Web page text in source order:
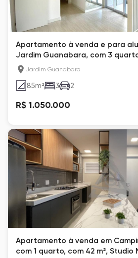
Apartamento à venda e para
Jardim Guanabara, com 3
Jardim Guanabara
85m² 3 2
R$ 1.050.000
Apartamento à venda em
com 1 quarto, com 42 m², Studio